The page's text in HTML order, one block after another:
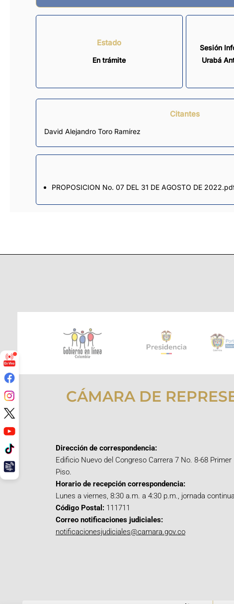
Estado
En trámite
Sesión
Urabá
Citantes
David Alejandro Toro Ramírez
PROPOSICION No. 07 DEL 31 DE AGOSTO DE
CÁMARA DE
Dirección de correspondencia:
Edificio Nuevo del Congreso Carrera 7 No. 8-68 Primer
Piso.
Horario de recepción correspondencia:
Lunes a viernes, 8:30 a.m. a 4:30 p.m., jornada
Código Postal: 111711
Correo notificaciones judiciales:
notificacionesjudiciales@camara.gov.co